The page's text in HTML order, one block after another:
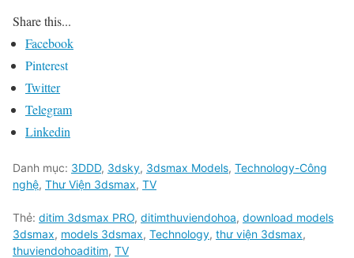
Share this...
Facebook
Pinterest
Twitter
Telegram
Linkedin
Danh mục: 3DDD, 3dsky, 3dsmax Models, Technology-Công
nghệ, Thư Viện 3dsmax, TV
Thẻ: ditim 3dsmax PRO, ditimthuviendohoa, download models
3dsmax, models 3dsmax, Technology, thư viện 3dsmax,
thuviendohoaditim, TV